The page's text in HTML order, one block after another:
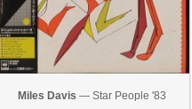
Miles Davis — Star People '83